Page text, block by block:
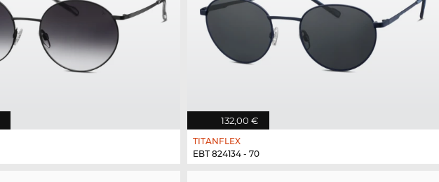
132,00 €
TITANFLEX
EBT 824134 - 70